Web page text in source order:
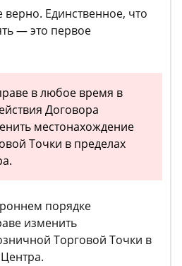
верно. Единственное, что
— это первое
в любое время в
Договора
местонахождение
Точки в пределах
порядке
изменить
Торговой Точки в